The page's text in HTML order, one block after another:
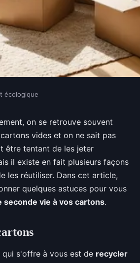
ou réutiliser
son
?
•3 min de lecture
écologique
on se retrouve souvent
vides et on ne sait pas
être tentant de les jeter
il existe en fait plusieurs façons
les réutiliser. Dans cet article,
quelques astuces pour vous
seconde vie à vos cartons.
s'offre à vous est de recycler